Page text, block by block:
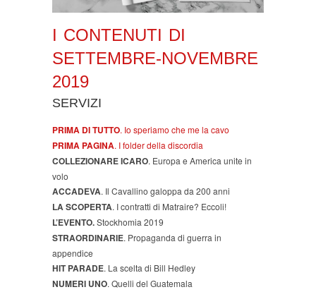
I CONTENUTI DI
SETTEMBRE-NOVEMBRE
2019
SERVIZI
PRIMA DI TUTTO. Io speriamo che me la cavo
PRIMA PAGINA. I folder della discordia
COLLEZIONARE ICARO. Europa e America unite in
volo
ACCADEVA. Il Cavallino galoppa da 200 anni
LA SCOPERTA. I contratti di Matraire? Eccoli!
L’EVENTO.Stockhomia 2019
STRAORDINARIE. Propaganda di guerra in
appendice
HIT PARADE. La scelta di Bill Hedley
NUMERI UNO. Quelli del Guatemala